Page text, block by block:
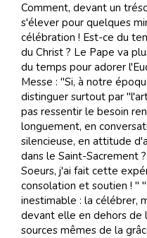
Comment, devant un
s'élever pour quelques
célébration ! Est-ce du
du Christ ? Le Pape va
du temps pour adorer
Messe : "Si, à notre
distinguer surtout par
pas ressentir le besoin
longuement, en
silencieuse, en attitude
dans le Saint-Sacrement
Soeurs, j'ai fait cette
consolation et soutien ! "
inestimable : la célébrer,
devant elle en dehors de
sources mêmes de la